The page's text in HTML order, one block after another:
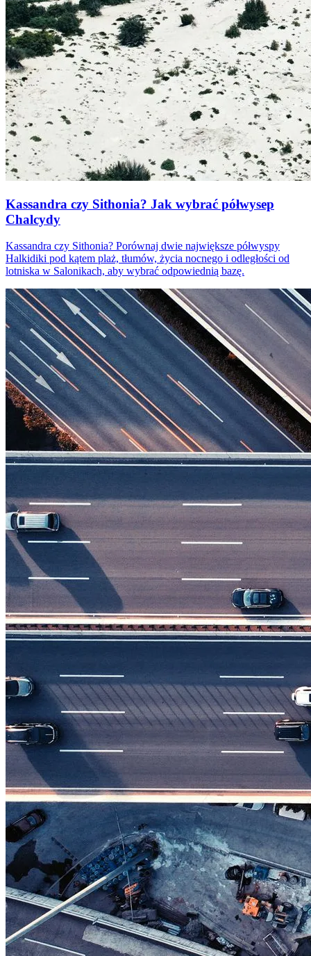
Kassandra czy Sithonia? Jak wybrać półwysep
Chalcydy
Kassandra czy Sithonia? Porównaj dwie największe półwyspy
Halkidiki pod kątem plaż, tłumów, życia nocnego i odległości od
lotniska w Salonikach, aby wybrać odpowiednią bazę.